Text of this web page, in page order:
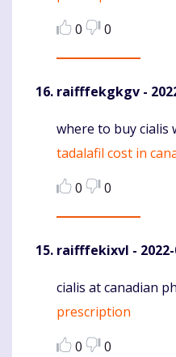
0
0
raifffekgkgv -
Komentaras
where to buy
tadalafil cost in
0
0
raifffekixvl -
Komentaras
cialis at canadian
prescription
0
0